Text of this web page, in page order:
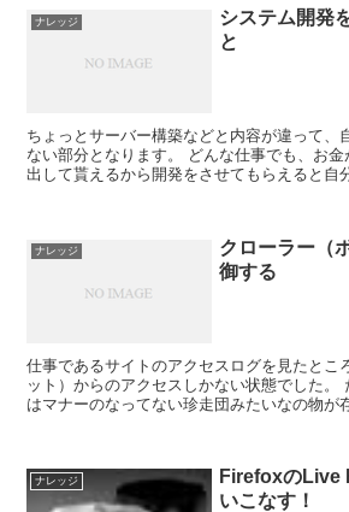
ナレッジ
システム開発
と
ちょっとサーバー構築などと内容が違って、
ない部分となります。 どんな仕事でも、お金
出して貰えるから開発をさせてもらえると自分は
ナレッジ
クローラー（
御する
仕事であるサイトのアクセスログを見たとこ
ット）からのアクセスしかない状態でした。
はマナーのなってない珍走団みたいなの物が存
ナレッジ
FirefoxのLive
いこなす！